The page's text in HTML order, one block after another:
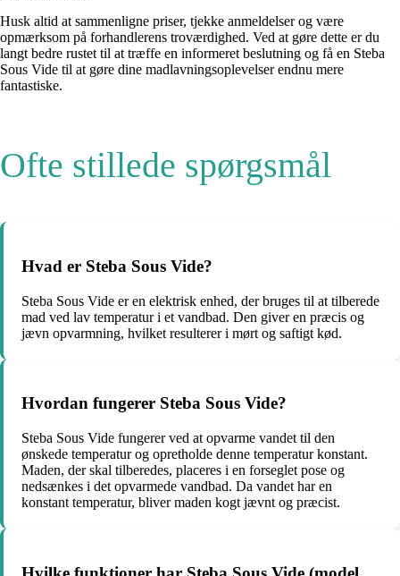
Husk altid at sammenligne priser, tjekke anmeldelser og være
opmærksom på forhandlerens troværdighed. Ved at gøre dette er du
langt bedre rustet til at træffe en informeret beslutning og få en Steba
Sous Vide til at gøre dine madlavningsoplevelser endnu mere
fantastiske.
Ofte stillede spørgsmål
Hvad er Steba Sous Vide?
Steba Sous Vide er en elektrisk enhed, der bruges til at tilberede
mad ved lav temperatur i et vandbad. Den giver en præcis og
jævn opvarmning, hvilket resulterer i mørt og saftigt kød.
Hvordan fungerer Steba Sous Vide?
Steba Sous Vide fungerer ved at opvarme vandet til den
ønskede temperatur og opretholde denne temperatur konstant.
Maden, der skal tilberedes, placeres i en forseglet pose og
nedsænkes i det opvarmede vandbad. Da vandet har en
konstant temperatur, bliver maden kogt jævnt og præcist.